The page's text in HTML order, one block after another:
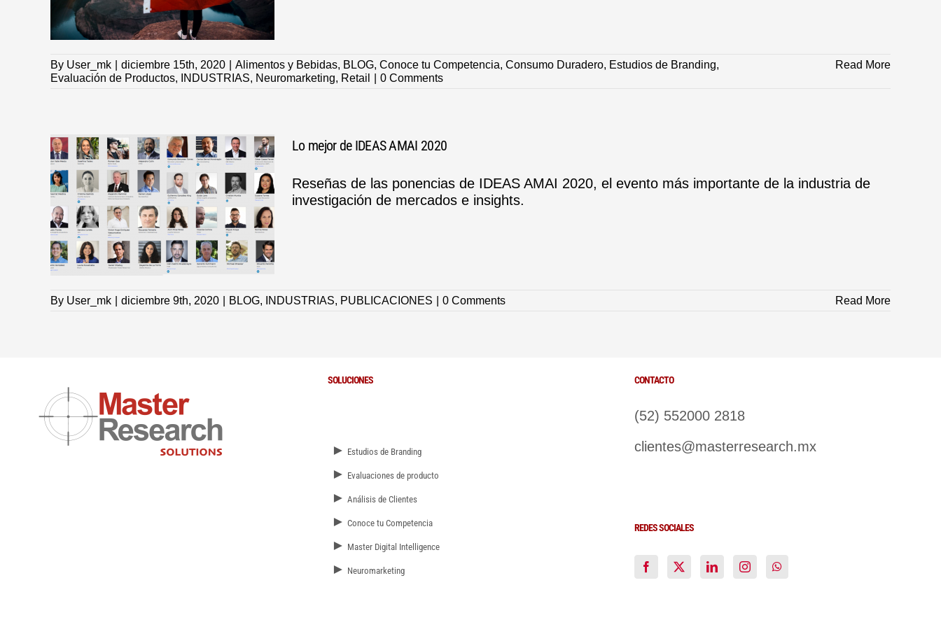
By User_mk diciembre 15th, 2020 Alimentos y Bebidas, BLOG, Conoce tu Competencia, Consumo Duradero, Estudios de Branding,
Evaluación de Productos, INDUSTRIAS, Neuromarketing, Retail 0 Comments
Read More
Lo mejor de IDEAS AMAI 2020
Reseñas de las ponencias de IDEAS AMAI 2020, el evento más importante de la industria de
investigación de mercados e insights.
By User_mk diciembre 9th, 2020 BLOG, INDUSTRIAS, PUBLICACIONES 0 Comments Read More
SOLUCIONES
► Estudios de Branding
► Evaluaciones de producto
► Análisis de Clientes
► Conoce tu Competencia
► Master Digital Intelligence
► Neuromarketing
CONTACTO
(52) 552000 2818
clientes@masterresearch.mx
REDES SOCIALES